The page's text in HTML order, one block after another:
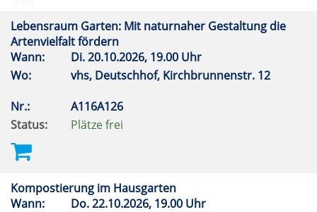
Lebensraum Garten: Mit naturnaher Gestaltung die
Artenvielfalt fördern
Wann:
Di.20.10.2026, 19.00 Uhr
Wo:
vhs, Deutschhof, Kirchbrunnenstr. 12
Nr.:
A116A126
Status:
Plätze frei
Kompostierung im Hausgarten
Wann:
Do.22.10.2026, 19.00 Uhr